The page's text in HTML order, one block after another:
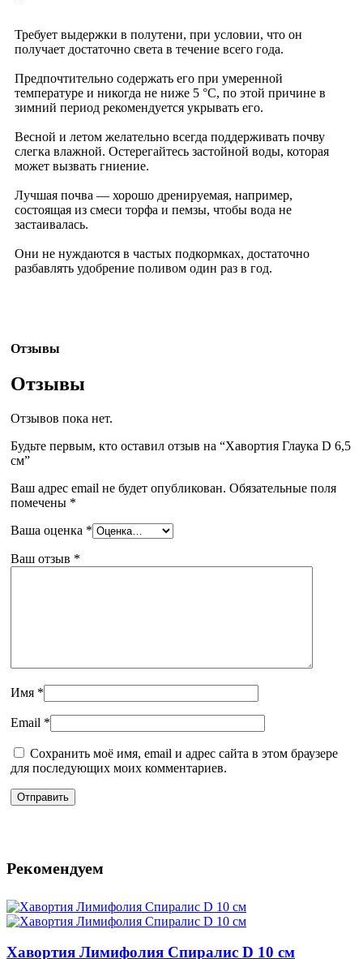
Требует выдержки в полутени, при условии, что он
получает достаточно света в течение всего года.
Предпочтительно содержать его при умеренной
температуре и никогда не ниже 5 °C, по этой причине в
зимний период рекомендуется укрывать его.
Весной и летом желательно всегда поддерживать почву
слегка влажной. Остерегайтесь застойной воды, которая
может вызвать гниение.
Лучшая почва — хорошо дренируемая, например,
состоящая из смеси торфа и пемзы, чтобы вода не
застаивалась.
Они не нуждаются в частых подкормках, достаточно
разбавлять удобрение поливом один раз в год.
Отзывы
Отзывы
Отзывов пока нет.
Будьте первым, кто оставил отзыв на “Хавортия Глаука D 6,5
см”
Ваш адрес email не будет опубликован. Обязательные поля
помечены *
Ваша оценка *
Ваш отзыв *
Имя *
Email *
Сохранить моё имя, email и адрес сайта в этом браузере
для последующих моих комментариев.
Рекомендуем
Хавортия Лимифолия Спиралис D 10 см